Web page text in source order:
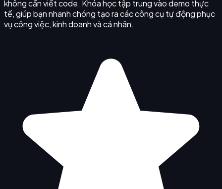
không cần viết code. Khóa học tập trung vào demo thực
tế, giúp bạn nhanh chóng tạo ra các công cụ tự động phục
vụ công việc, kinh doanh và cá nhân.